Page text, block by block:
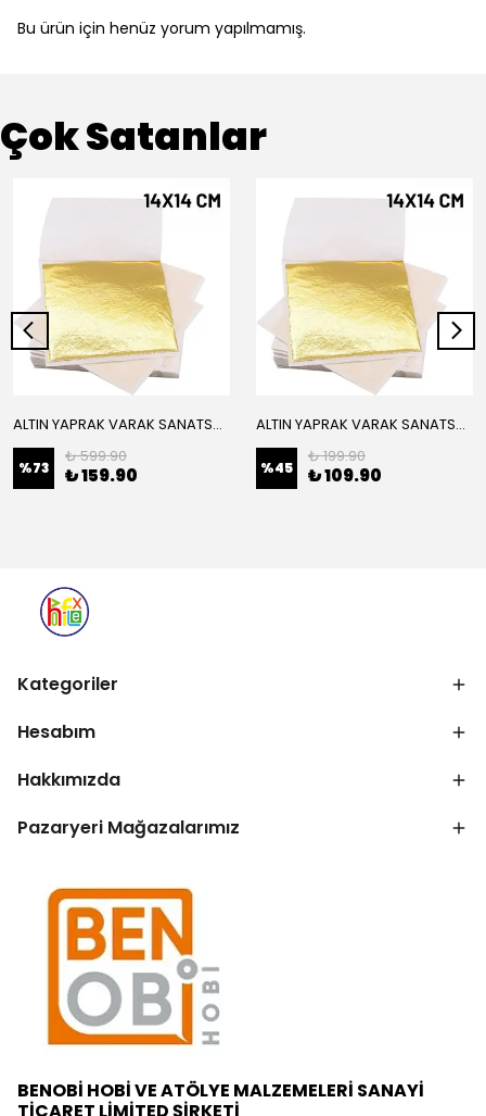
Bu ürün için henüz yorum yapılmamış.
Çok Satanlar
ALTIN YAPRAK VARAK SANATSAL BÜYÜK BOY FOLYO EPOKSİ REÇİNE NAİL ART 16 ADET 14X14 CM ALTIN RENK
%73
₺ 599.90
₺ 159.90
ALTIN YAPRAK VARAK SANATSAL BÜYÜK BOY FOLYO EPOKSİ REÇİNE NAİL ART 8 ADET ALTIN RENK 14X14 CM
%45
₺ 199.90
₺ 109.90
Kategoriler
Hesabım
Hakkımızda
Pazaryeri Mağazalarımız
BENOBİ HOBİ VE ATÖLYE MALZEMELERİ SANAYİ